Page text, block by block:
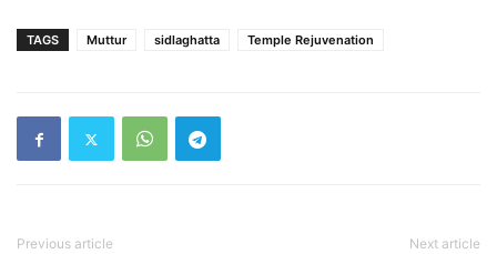
TAGS Muttur sidlaghatta Temple Rejuvenation
Previous article Next article